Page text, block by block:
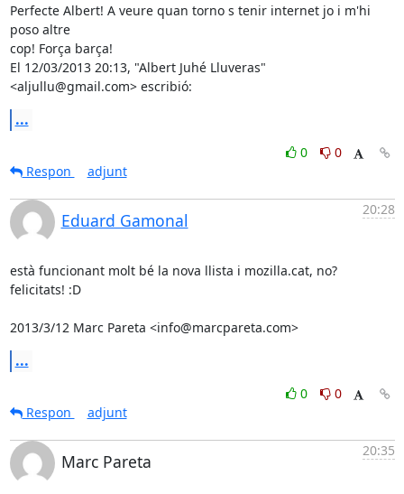
Perfecte Albert! A veure quan torno s tenir internet jo i m'hi
poso altre
cop! Força barça!
El 12/03/2013 20:13, "Albert Juhé Lluveras"
<aljullu@gmail.com> escribió:
...
0
0
Respon
adjunt
Eduard Gamonal
20:28
està funcionant molt bé la nova llista i mozilla.cat, no?
felicitats! :D
2013/3/12 Marc Pareta <info@marcpareta.com>
...
0
0
Respon
adjunt
Marc Pareta
20:35